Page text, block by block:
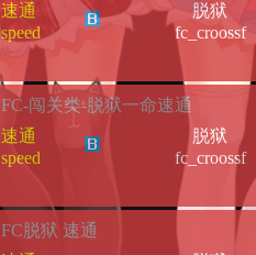
速通
speed
脱狱
fc_croossf
FC-闯关类-脱狱一命速通
速通
speed
脱狱
fc_croossf
FC脱狱 速通